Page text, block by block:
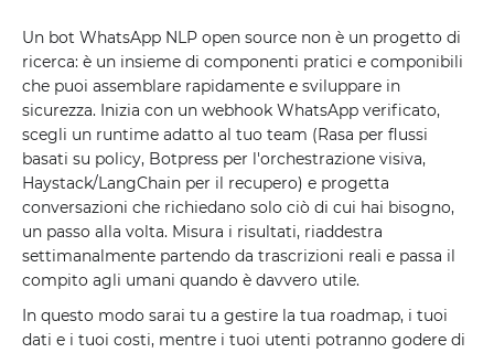
Un bot WhatsApp NLP open source non è un progetto di
ricerca: è un insieme di componenti pratici e componibili
che puoi assemblare rapidamente e sviluppare in
sicurezza. Inizia con un webhook WhatsApp verificato,
scegli un runtime adatto al tuo team (Rasa per flussi
basati su policy, Botpress per l'orchestrazione visiva,
Haystack/LangChain per il recupero) e progetta
conversazioni che richiedano solo ciò di cui hai bisogno,
un passo alla volta. Misura i risultati, riaddestra
settimanalmente partendo da trascrizioni reali e passa il
compito agli umani quando è davvero utile.
In questo modo sarai tu a gestire la tua roadmap, i tuoi
dati e i tuoi costi, mentre i tuoi utenti potranno godere di